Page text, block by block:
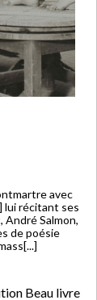
avec
lui récitant ses
André Salmon,
de poésie
Beau livre